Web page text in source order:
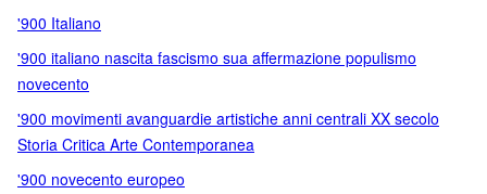
Economie Dubcek Vedovei Breznev Jalta
'900 Italiano
'900 italiano nascita fascismo sua affermazione populismo
novecento
'900 movimenti avanguardie artistiche anni centrali XX secolo
Storia Critica Arte Contemporanea
'900 novecento europeo